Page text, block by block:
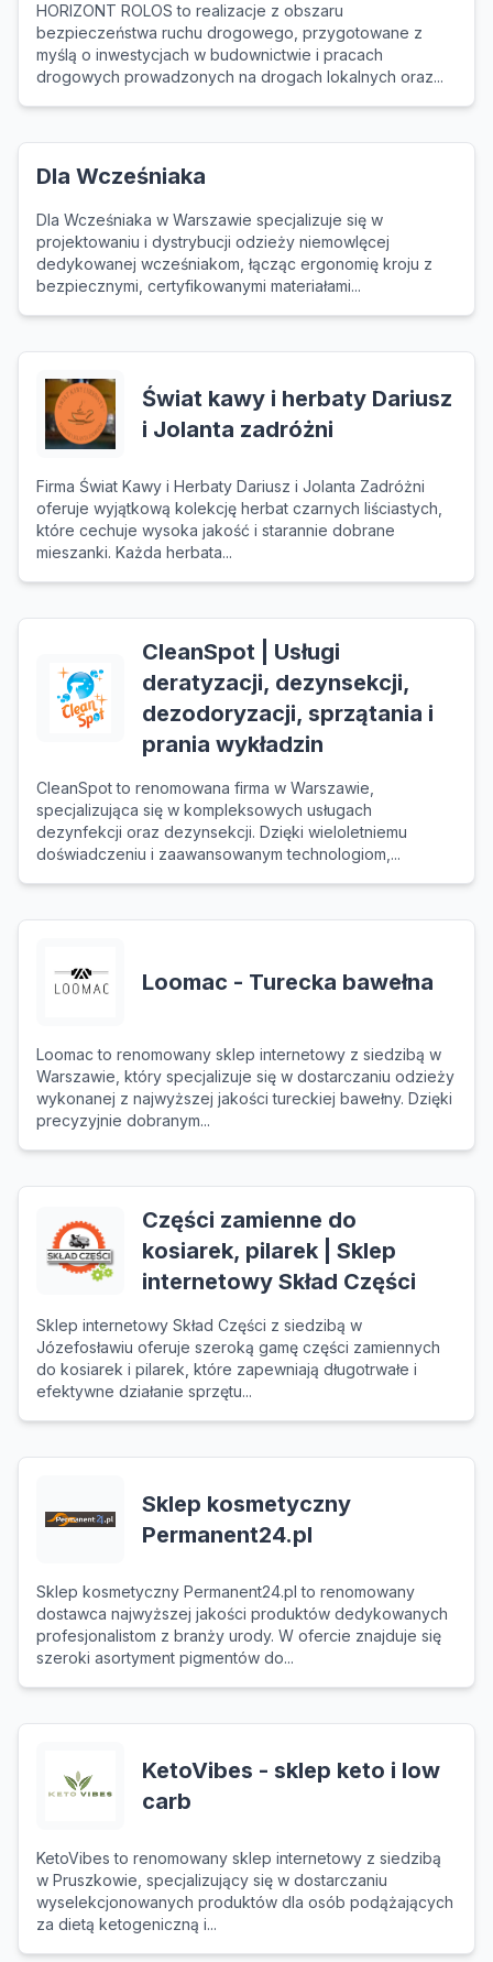
HORIZONT ROLOS to realizacje z obszaru
bezpieczeństwa ruchu drogowego, przygotowane z
myślą o inwestycjach w budownictwie i pracach
drogowych prowadzonych na drogach lokalnych oraz...
Dla Wcześniaka
Dla Wcześniaka w Warszawie specjalizuje się w
projektowaniu i dystrybucji odzieży niemowlęcej
dedykowanej wcześniakom, łącząc ergonomię kroju z
bezpiecznymi, certyfikowanymi materiałami...
Świat kawy i herbaty Dariusz
i Jolanta zadróżni
Firma Świat Kawy i Herbaty Dariusz i Jolanta Zadróżni
oferuje wyjątkową kolekcję herbat czarnych liściastych,
które cechuje wysoka jakość i starannie dobrane
mieszanki. Każda herbata...
CleanSpot | Usługi
deratyzacji, dezynsekcji,
dezodoryzacji, sprzątania i
prania wykładzin
CleanSpot to renomowana firma w Warszawie,
specjalizująca się w kompleksowych usługach
dezynfekcji oraz dezynsekcji. Dzięki wieloletniemu
doświadczeniu i zaawansowanym technologiom,...
Loomac - Turecka bawełna
Loomac to renomowany sklep internetowy z siedzibą w
Warszawie, który specjalizuje się w dostarczaniu odzieży
wykonanej z najwyższej jakości tureckiej bawełny. Dzięki
precyzyjnie dobranym...
Części zamienne do
kosiarek, pilarek | Sklep
internetowy Skład Części
Sklep internetowy Skład Części z siedzibą w
Józefosławiu oferuje szeroką gamę części zamiennych
do kosiarek i pilarek, które zapewniają długotrwałe i
efektywne działanie sprzętu...
Sklep kosmetyczny
Permanent24.pl
Sklep kosmetyczny Permanent24.pl to renomowany
dostawca najwyższej jakości produktów dedykowanych
profesjonalistom z branży urody. W ofercie znajduje się
szeroki asortyment pigmentów do...
KetoVibes - sklep keto i low
carb
KetoVibes to renomowany sklep internetowy z siedzibą
w Pruszkowie, specjalizujący się w dostarczaniu
wyselekcjonowanych produktów dla osób podążających
za dietą ketogeniczną i...